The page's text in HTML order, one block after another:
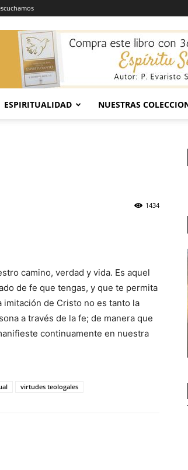
ESPIRITUALIDAD NUESTRAS
1434
camino, verdad y vida. Es aquel
de fe que tengas, y que te permita
imitación de Cristo no es tanto la
a través de la fe; de manera que
continuamente en nuestra
virtudes teologales